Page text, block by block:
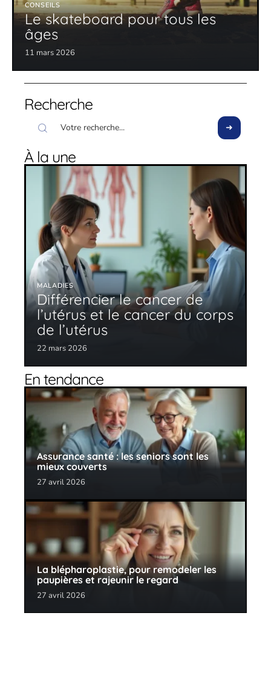
CONSEILS
Le skateboard pour tous les
âges
11 mars 2026
Recherche
À la une
MALADIES
Différencier le cancer de
l’utérus et le cancer du corps
de l’utérus
22 mars 2026
En tendance
Assurance santé : les seniors sont les
mieux couverts
27 avril 2026
La blépharoplastie, pour remodeler les
paupières et rajeunir le regard
27 avril 2026